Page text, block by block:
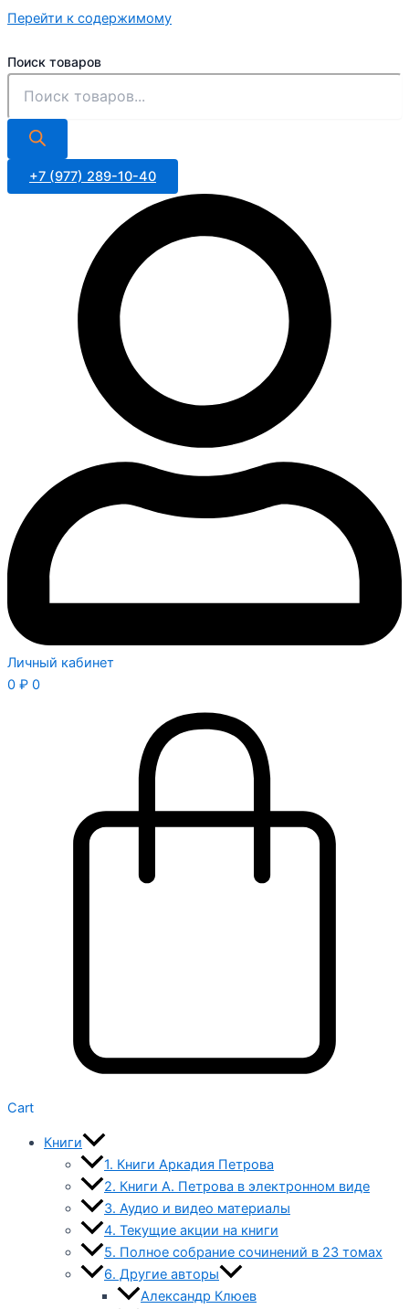
Перейти к содержимому
Поиск товаров
+7 (977) 289-10-40
Личный кабинет
0 ₽ 0
Cart
Книги
1. Книги Аркадия Петрова
2. Книги А. Петрова в электронном виде
3. Аудио и видео материалы
4. Текущие акции на книги
5. Полное собрание сочинений в 23 томах
6. Другие авторы
Александр Клюев